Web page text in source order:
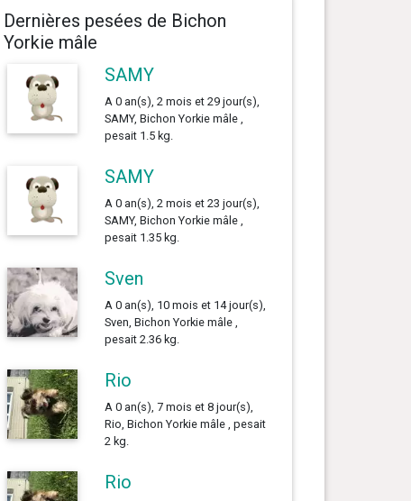
Dernières pesées de Bichon
Yorkie mâle
SAMY
A 0 an(s), 2 mois et 29 jour(s),
SAMY, Bichon Yorkie mâle ,
pesait 1.5 kg.
SAMY
A 0 an(s), 2 mois et 23 jour(s),
SAMY, Bichon Yorkie mâle ,
pesait 1.35 kg.
Sven
A 0 an(s), 10 mois et 14 jour(s),
Sven, Bichon Yorkie mâle ,
pesait 2.36 kg.
Rio
A 0 an(s), 7 mois et 8 jour(s),
Rio, Bichon Yorkie mâle , pesait
2 kg.
Rio